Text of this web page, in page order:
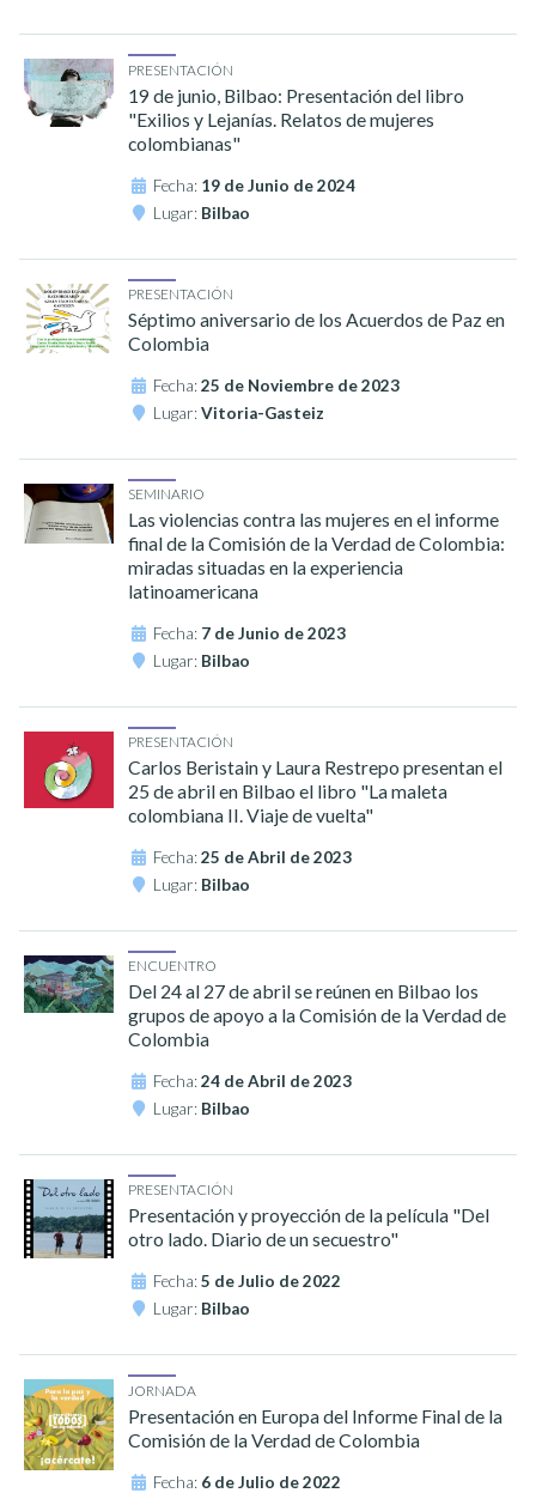
PRESENTACIÓN
19 de junio, Bilbao: Presentación del libro
"Exilios y Lejanías. Relatos de mujeres
colombianas"
Fecha: 19 de Junio de 2024
Lugar: Bilbao
PRESENTACIÓN
Séptimo aniversario de los Acuerdos de Paz en
Colombia
Fecha:25 de Noviembre de 2023
Lugar:Vitoria-Gasteiz
SEMINARIO
Las violencias contra las mujeres en el informe
final de la Comisión de la Verdad de Colombia:
miradas situadas en la experiencia
latinoamericana
Fecha: 7 de Junio de 2023
Lugar: Bilbao
PRESENTACIÓN
Carlos Beristain y Laura Restrepo presentan el
25 de abril en Bilbao el libro "La maleta
colombiana II. Viaje de vuelta"
Fecha:25 de Abril de 2023
Lugar: Bilbao
ENCUENTRO
Del 24 al 27 de abril se reúnen en Bilbao los
grupos de apoyo a la Comisión de la Verdad de
Colombia
Fecha:24 de Abril de 2023
Lugar: Bilbao
PRESENTACIÓN
Presentación y proyección de la película "Del
otro lado. Diario de un secuestro"
Fecha:5 de Julio de 2022
Lugar: Bilbao
JORNADA
Presentación en Europa del Informe Final de la
Comisión de la Verdad de Colombia
Fecha: 6 de Julio de 2022